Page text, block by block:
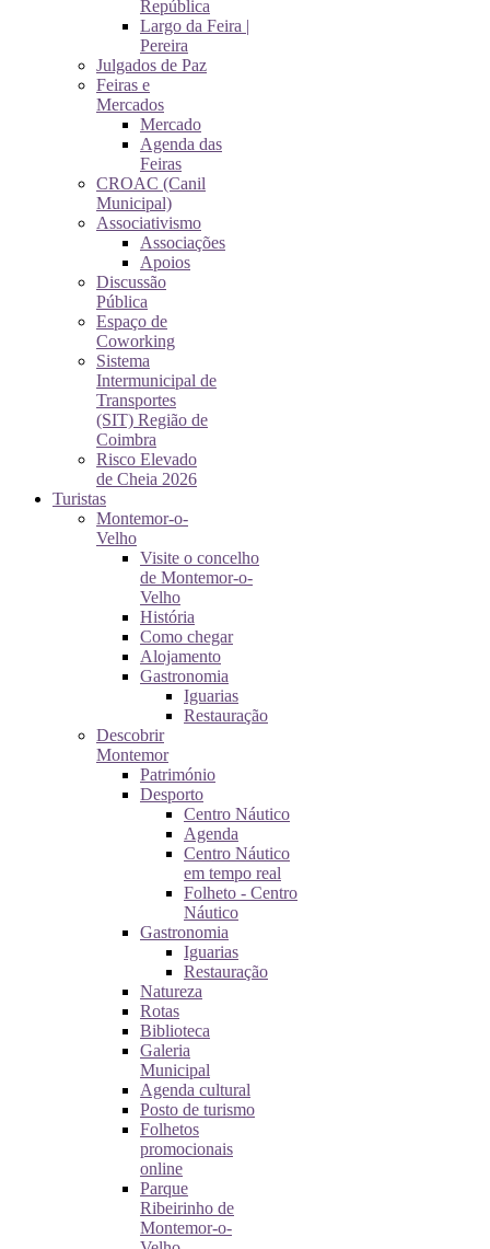
República
Largo da Feira |
Pereira
Julgados de Paz
Feiras e
Mercados
Mercado
Agenda das
Feiras
CROAC (Canil
Municipal)
Associativismo
Associações
Apoios
Discussão
Pública
Espaço de
Coworking
Sistema
Intermunicipal de
Transportes
(SIT) Região de
Coimbra
Risco Elevado
de Cheia 2026
Turistas
Montemor-o-
Velho
Visite o concelho
de Montemor-o-
Velho
História
Como chegar
Alojamento
Gastronomia
Iguarias
Restauração
Descobrir
Montemor
Património
Desporto
Centro Náutico
Agenda
Centro Náutico
em tempo real
Folheto - Centro
Náutico
Gastronomia
Iguarias
Restauração
Natureza
Rotas
Biblioteca
Galeria
Municipal
Agenda cultural
Posto de turismo
Folhetos
promocionais
online
Parque
Ribeirinho de
Montemor-o-